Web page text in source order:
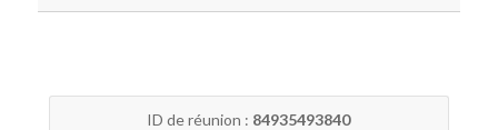
ID de réunion : 84935493840